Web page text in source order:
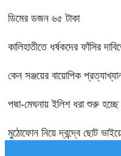
ডিমের ডজন ৬৫ টাকা
কালিহাতীতে ধর্ষকদের ফাঁসির
কেন সঞ্জয়ের বায়োপিক
পদ্মা-মেঘনায় ইলিশ ধরা শুরু হচ্ছে
মুঠোফোন নিয়ে দ্বন্দ্বে ছোট